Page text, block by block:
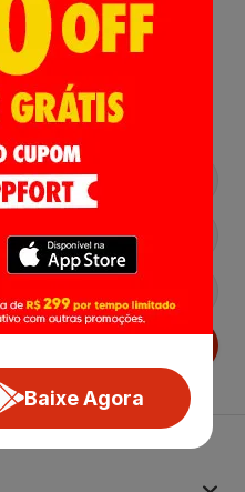
Baixe Agora
Novidades
Promoções!
de Privacidade.